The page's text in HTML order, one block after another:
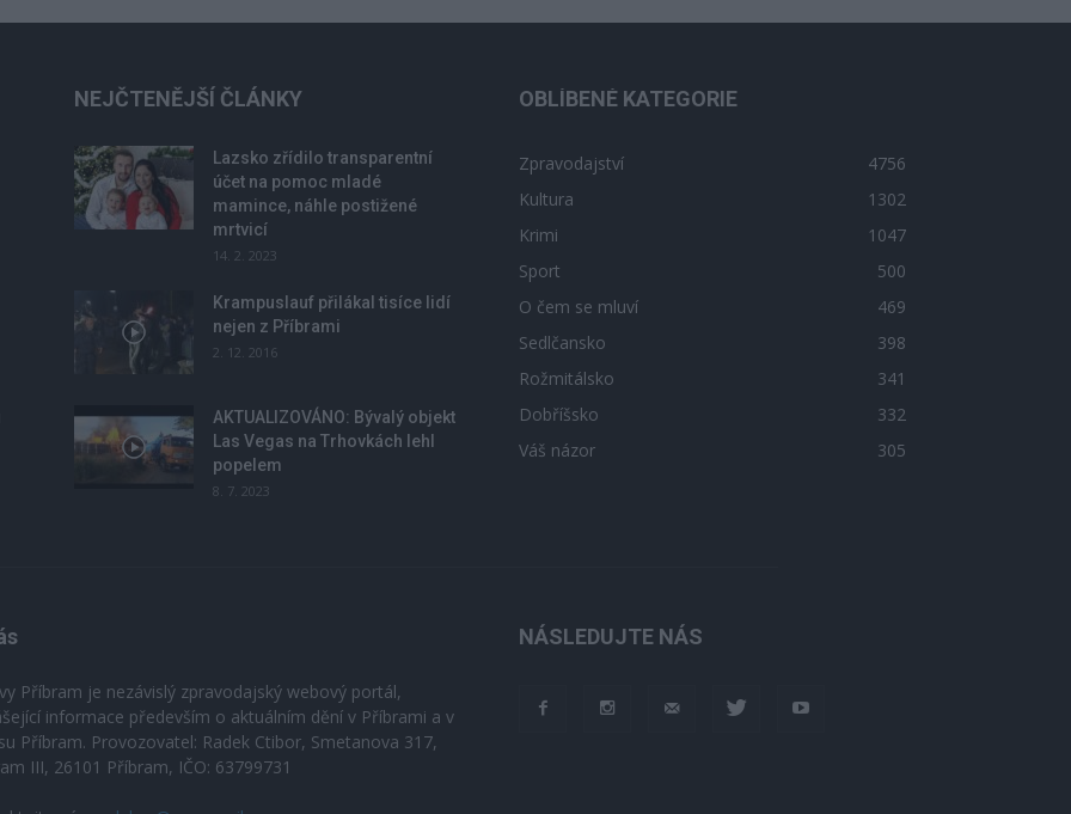
NEJČTENĚJŠÍ ČLÁNKY
Lazsko zřídilo transparentní
účet na pomoc mladé
mamince, náhle postižené
mrtvicí
14. 2. 2023
Krampuslauf přilákal tisíce lidí
nejen z Příbrami
2. 12. 2016
AKTUALIZOVÁNO: Bývalý objekt
Las Vegas na Trhovkách lehl
popelem
8. 7. 2023
OBLÍBENÉ KATEGORIE
Zpravodajství
4756
Kultura
1302
Krimi
1047
Sport
500
O čem se mluví
469
Sedlčansko
398
Rožmitálsko
341
Dobříšsko
332
Váš názor
305
Příbram je nezávislý zpravodajský webový portál,
informace především o aktuálním dění v Příbrami a v
Příbram. Provozovatel: Radek Ctibor, Smetanova 317,
III, 26101 Příbram, IČO: 63799731
NÁSLEDUJTE NÁS